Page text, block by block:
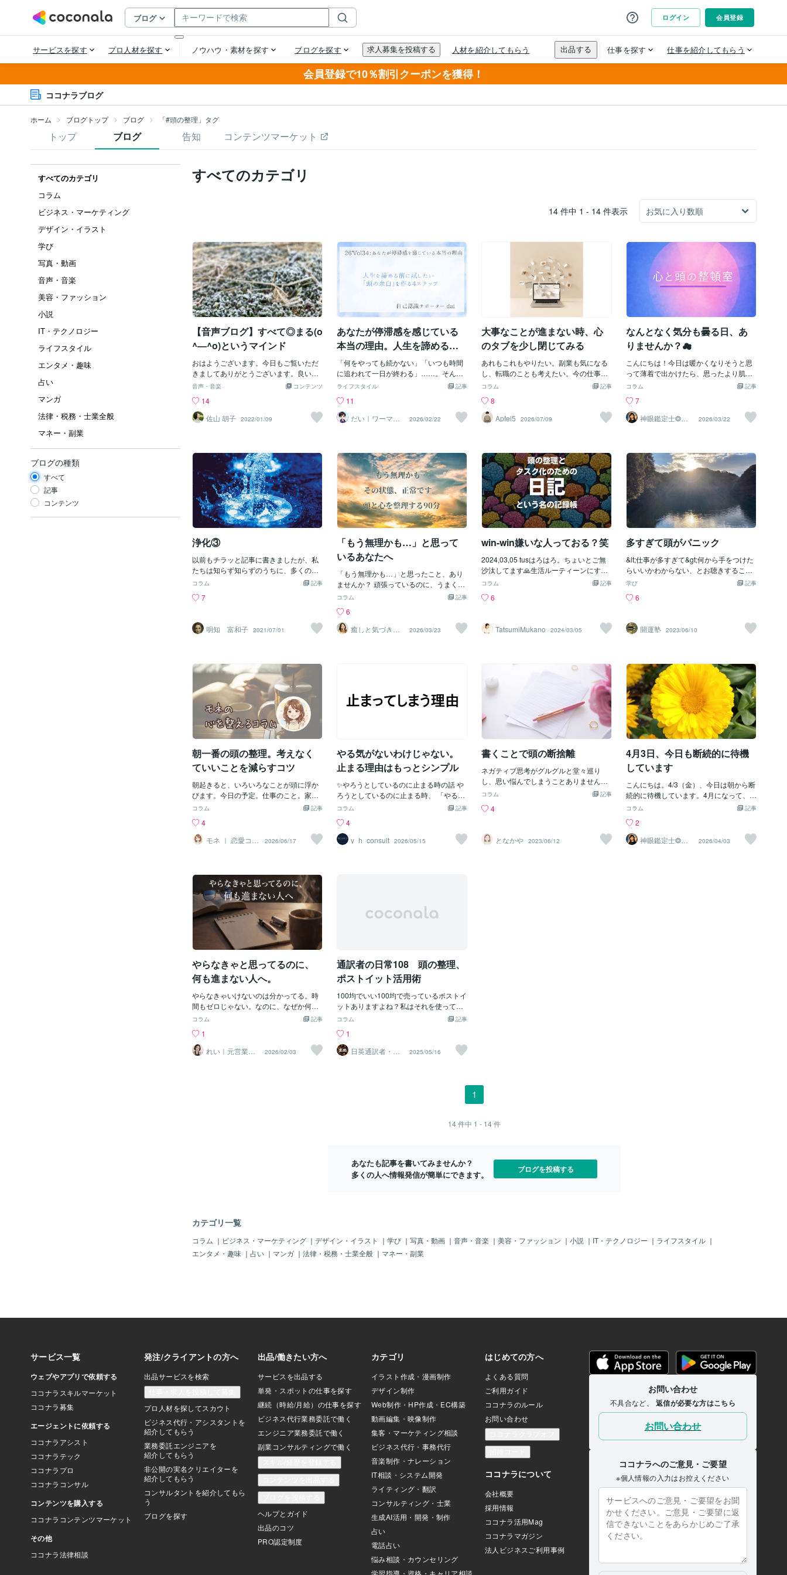
会員登録で10％割引クーポンを獲得！
ココナラブログ
ホーム ブログトップ ブログ 「#頭の整理」タグ
トップ ブログ 告知 コンテンツマーケット
すべてのカテゴリ
コラム
ビジネス・マーケティング
デザイン・イラスト
学び
写真・動画
音声・音楽
美容・ファッション
小説
IT・テクノロジー
ライフスタイル
エンタメ・趣味
占い
マンガ
法律・税務・士業全般
マネー・副業
ブログの種類
すべて
記事
コンテンツ
すべてのカテゴリ
14 件中 1 - 14 件表示
【音声ブログ】すべて◎まる(o
^―^o)というマインド
おはようございます。今日もご覧いただ
きましてありがとうございます。良い一
日をお過ごしください(*^^*)
コンテンツ
音声・音楽
14
佐山 胡子 2022/01/09
あなたが停滞感を感じている
本当の理由。人生を諦める前
に試したい「頭の余白」を作
る4ステップ
「何をやっても続かない」「いつも時間
に追われて一日が終わる」……。そんな
自分に愛想を尽かし、人生を半分諦めか
性格、能力、努力不足が問題ではありま
せん。本当の原因は、脳に過負荷がかか
り、新しいことを考える「余白」がなく
いでください。部屋がゴミで溢れている
ときに最新の掃除機（ツール）を買って
も、その効果はほとんど発揮されませ
ん。まずは、部屋の状態を把握して、何
から始めるべきか理解することです。人
生も「整理の順番」を守るだけで、驚く
ほど軽やかに動き出します。人生を諦め
る前に試していただきたい4つのステップ
をお伝えします。STEP 1：出す（エクス
プレッシブ・ライティング）【脳内のノ
イズをすべて吐き出し、空き容量を作
る】計画を立てる前に、まず頭にある
「ゴミ」を外に出してください。不安、
イライラ、情けない本音をすべて紙に書
うに保持すること」に使っていたエネル
ギーが解放され、思考の余白が生まれま
す。STEP 2：定める（ジャーナリング）
る「本音」を言葉にします。この目的地
（目標）が決まれば、日々の些細なトラ
割」ごとに仕分ける】ここで初めて、タ
スクの整理です。頭にあ
記事
ライフスタイル
11
だい｜ワーママ
専門｜0から見直
2026/02/22
大事なことが進まない時、心
のタブを少し閉じてみる
あれもこれもやりたい。副業も気になる
し、転職のことも考えたい。今の仕事も
ちゃんとしたいし、家族のこと、健康の
えているわりに、なぜか大事なことが前
に進んでいない。そんな時が、私にもよ
くあります。やる気がないわけではない
たいことが多すぎて、頭の中が散らかっ
てしまう感覚です。心の中のタブが開き
すぎている最近よく思うのは、こういう
状態は、スマホやパソコンのタブを開き
すぎている時に似ているということで
す。ひとつ調べようと思っただけなの
に、気づけば別のページを開き、また別
のことが気になり、どんどんタブが増え
ていく。頭の中でも、同じことが起きて
いかな」「副業も始めたい」「でも今の
仕事も忙しい」「家のこともある」「こ
の小さな不安も片づけたい」そんなふう
に、心の中でタブが増え続けていく。エ
なく、細かいことにエネルギーを使って
しまうことがあります。もちろん、小さ
の小さな気がかりに反応し続けて、気づ
くと一日が終わっている。これは少しも
ったいないな、と感じます。自分のエネ
ルギーは無限ではないからこそ、どこに
使うかを決めることが大事なのだと思い
ます。まずは紙に全部吐き出すとはい
え、いきなり頭の中だけで優先順位をつ
けるのは、けっこう難しいです。だから
私は、まず大きめの紙に、頭の中にある
き
記事
コラム
8
Apfel5
2026/07/09
なんとなく気分も曇る日、あ
りませんか？☁
こんにちは！今日は暖かくなりそうと思
って薄着で出かけたら、思ったより肌寒
くて、少し春の気まぐれを感じました。
春は気持ちがゆるむ季節でもある一方
で、なんとなく疲れやすかったり、心や
頭がすっきりしなかったりする時期でも
い。頭の中を整理したい。そんな時は、
気軽にお話しに来てください。うまく言
葉にできなくても大丈夫です。まとまっ
ていなくても、そのままで大丈夫です。
今日も待機しています。ご相談はこちら
から👇どうにもならないその気持ち、聞
きます 正論で自分を責める前に、まずは
話してみてください。https://coconala.co
m/services/4112959
記事
コラム
7
神眼鑑定士❂真
音
2026/03/22
浄化③
以前もチラッと記事に書きましたが、私
たちは知らず知らずのうちに、多くの情
報を入れています。朝起きてテレビをつ
て帰宅後もテレビを見て暇があればスマ
ている方は、意識しているよりも多くの
情報を無意識に得ています。特にテレビ
します。連日、意識している時でも無意
識であっても、繰り返し繰り返し流れる
情報は、知らず知らずのうちに自らの脳
に蓄えられます。例えば、テレビで、
『幽霊』という情報を何らかの形で放送
したとします。今日は〇〇県でこんな心
霊現象が・・・悪霊にとりつかれた人間
をスクープ除霊の現場に密着あの霊媒師
でも太刀打ちできない強力な霊体出現こ
の場所は過去に何人もの人が心霊現象を
経験したみんなで心霊現象を語る会な
ど、『幽霊』について連日連日放送した
とします。すると、それまで心霊現象に
さほど興味もなく、人生で一度も幽霊を
見たことのない人であっても、部屋のカ
ーテンが風に揺れただけで、ドキッとし
てしまうようになります。そのうち心霊
現象が起こったといわれる場所を恐怖で
歩くようになります。それくらい、テレ
ビから伝わる情報というのは、私たちの
思考に影響を与えます。このような情報
が蓄積されると、自らの思考が塞がれて
しまうことがあります。これを洗脳とも
言います。更に、実は自分にとって本当
に必要な情報があったとしても、その情
報よりも、『幽霊』の情報を優先して考
えてしまうようになります。さて、今一
記事
コラム
7
明知 富和子 2021/07/01
「もう無理かも…」と思って
いるあなたへ
「もう無理かも…」と思ったこと、あり
ませんか？ 頑張っているのに、うまくい
かない。 考えても考えても、答えが出な
ならない。 そんな状態になると、人は
「自分が弱いのでは」と思いがちです。
でも、それは違います。 むしろ「限界ま
まだと、同じ思考をぐるぐる回り続けて
しまいます。 でも、誰かと一緒に言葉に
・本当はどうしたいのか それが見えてく
ると、気持ちは少し落ち着き、 「次にど
うするか」を考えられる状態に戻ってい
きます。 もし今、「もう無理かも」と感
じているなら、 それは終わりではなく、
「整理が必要なサイン」です。 一度、頭
か？90分しっかり向き合うことで、 今の
状態を一緒に整理していきます。現在、
ココナラで電話相談を受付しています。
記事
コラム
6
癒しと気づき✨
心理カウンセラ
2026/03/23
win-win嫌いな人っておる？笑
2024,03,05 tusはろはろ。ちょいとご無
沙汰してます🙏生活ルーティーンにする
までって正直ちょっとめんどくさいのよ
つでもどこでもキラキラなわけでなく中
置いておいて、ここ数日の振り返り。こ
こ数日はYo改め大阪の彼氏とMs改め滋賀
なくて2人ともあだ名が「○○の彼氏」で
す笑恋人ばりに連絡とってるからそう命
名しました 爆笑ほんでその彼氏達と一
緒にコンサクルすることにしましたほん
で稼ぎます。ほんで方法を探してる人達
をたくさん助けます。パフォーマンスを
上げます。年収を上げます。ほんでその
対価でわたしらはもっと自己投資して、
もっと変人度を上げてやろうと思ってま
す🤭最後のは、わたしの勝手な妄想笑絶
対彼氏らは巻き込むんだぁ〜🤭ほんだか
ら、noteでわたしの投稿読んでくれてる
人達にはお手伝いして欲しいん。もしわ
しのこと周りの人に話して？わたしのア
はみんなにこれをやろうと思う。期間を
限定してコンサルに使う有料の情報を後
記事
コラム
6
TatsumiMukano 2024/03/05
多すぎて頭がパニック
&lt;仕事が多すぎて&gt;何から手をつけた
らいいかわからない、とお聴きすること
がありますそんな時は、&lt;多すぎる仕事
論、期日もです高確率で、紙に書きださ
す何故？仕事に手が付けれないくらい頭
がパニックになるのか？それは、整理で
行える量は決まっています少ないですま
た、仕事の整理が出来ていない・仕事を
溜めている時点で頭の中で出来る仕事量
はオーバーしていますそんな人に対して
「僕は、仕事が多いように思われていま
すが、毎晩沢山寝てますよ」と、おかし
なことを堂々と言う大人もいますどんな
感情で発言されているか、不明ですが、
自己評価が歪んでます承認欲求の塊のよ
うな大人は、ほっておいて頭がパニック
になった時は、紙に書き出しをすれば殆
どが解決することになります
記事
学び
6
開運塾 2023/06/10
朝一番の頭の整理。考えなく
ていいことを減らすコツ
朝起きると、いろいろなことが頭に浮か
びます。今日の予定。仕事のこと。家の
こと。人間関係のこと。恋愛のこと。で
ません。むしろ、考えることが多すぎる
と、それだけで疲れてしまいます。そん
な時におすすめなのが、頭の中のことを3
記事を書く。今日、自分が行動できるこ
とです。② 今日決めること買い物に行く
か。何を食べるか。どの順番で作業する
か。今日のうちに決めればいいことで
す。③ 今は考えなくていいこと相手から
返信が来るかどうか。来月どうなるか。
まだ起きていない未来のこと。今考えて
も答えが出ないことです。私たちは、③
にたくさんエネルギーを使ってしまいが
ちです。特に恋愛では、「何を考えてい
るんだろう。」「嫌われたのかな。」
「連絡は来るかな。」と、答えのないこ
とを考え続けてしまうこともあります。
でも、その答えを持っているのは相手で
くら考えても正解は出ません。だからこ
そ、朝はまず①を見る。今日、自分がで
きることを見る。それだけでも頭の中は
記事
コラム
4
モネ ｜ 恋愛コラ
ムニスト・占い
2026/06/17
やる気がないわけじゃない。
止まる理由はもっとシンプル
✨やろうとしているのに止まる時の話 や
ろうとしているのに止まる時、 「やる気
がない」と思ってしまうことがありま
種類があります。 🔍 例えば、こんな状態
があります ・どこから始めればいいか分
からない ・ 全体を見た瞬間に重くなる
記事
コラム
4
y_h_consult 2026/05/15
書くことで頭の断捨離
ネガティブ思考がグルグルと堂々巡り
し、思い悩んでしまうことありません
か？いわゆる反芻思考というものです。
感情をそのまま紙につらつらと書いてみ
意味があります。自分の中の感情を書く
ことで認識し、外へ吐き出す作業が大切
スメです。感情に蓋をしていると、どこ
が不可能になることも。感情は溜めず
う。ネガティブマインドを手放す繰り返
していくことで、自己受容が進みます。
書く習慣を継
記事
コラム
4
となかや 2023/06/12
4月3日、今日も断続的に待機
しています
こんにちは。4/3（金）、今日は朝から断
続的に待機しています。4月になって、も
う3日。新生活が始まった方も、新しい
頃でしょうか。少しずつ環境が動き始め
るこの時期は、少し話したい時や、頭の
中を整理したい時には、気軽にご利用く
記事
コラム
2
神眼鑑定士❂真
音
2026/04/03
やらなきゃと思ってるのに、
何も進まない人へ。
やらなきゃいけないのは分かってる。時
間もゼロじゃない。なのに、なぜか何
も。それは、やる気がないからでも、甘
から手をつけるのか」が自分の中で整理
がついてないだけ。人は・判断が多すぎ
る。・選択肢が曖昧。この状態になると
記事
コラム
1
れい｜元営業N
o･1のプロフィー
2026/02/03
通訳者の日常108 頭の整理、
ポストイット活用術
100均でいい100均で売っているポストイ
ットありますよね？私はそれを使って、
頭の中の整理に使っています。小さくて
なることを書いていく自分の気になって
いることをどんどん書いていきます。そ
して、すぐに取り掛かれることは、すぐ
の設定やお金のことなどがあるので、目
帳に貼っておきます。手帳を開くたびに
見ることになるので、刺激になります。
の刺激です。頭への刺激は認知症にもい
いです。まとめ本当のコスパは価値があ
るかどうかが、大事。
記事
コラム
1
日英通訳者・ま
め 通訳式トレ
2025/05/16
1
14件中 1 - 14件
あなたも記事を書いてみませんか？
多くの人へ情報発信が簡単にできます。
ブログを投稿する
カテゴリ一覧
コラム ｜ ビジネス・マーケティング ｜ デザイン・イラスト ｜ 学び ｜ 写真・動画 ｜ 音声・音楽 ｜ 美容・ファッション ｜ 小説 ｜ IT・テクノロジー ｜ ライフスタイル ｜
エンタメ・趣味 ｜ 占い ｜ マンガ ｜ 法律・税務・士業全般 ｜ マネー・副業